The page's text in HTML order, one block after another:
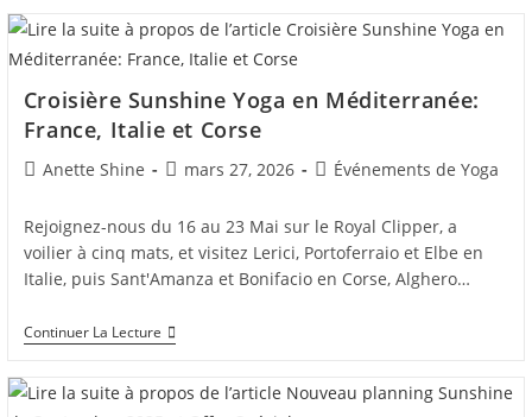
Pour
Fêter
La
Croisière
Sunshine
Yoga
Croisière Sunshine Yoga en Méditerranée:
France, Italie et Corse
Auteur/autrice
la
publication :
Anette Shine
Postmars 27, 2026
PostÉvénements de Yoga
Rejoignez-nous du 16 au 23 Mai sur le Royal Clipper, a
voilier à cinq mats, et visitez Lerici, Portoferraio et Elbe en
Italie, puis Sant'Amanza et Bonifacio en Corse, Alghero…
Continuer La LectureCroisière
Sunshine
En
Méditerranée: